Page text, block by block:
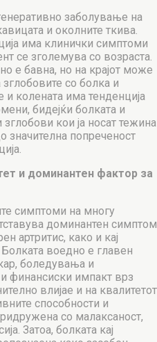
заболување на
и околните ткива.
има клинички симптоми
се зголемува со возраста.
е бавна, но на крајот може
со болка и
и колената има тенденција
бидејќи болката и
кои ја носат тежина
значителна попреченост
и доминантен фактор за
симптоми на многу
доминантен симптом
артритис, како и кај
Болката воедно е главен
боледувања и
финансиски импакт врз
влијае и на квалитетот
способности и
со малаксаност,
Затоа, болката кај